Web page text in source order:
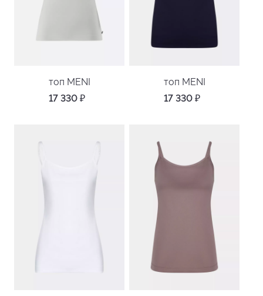
топ MENI
17 330 ₽
топ MENI
17 330 ₽